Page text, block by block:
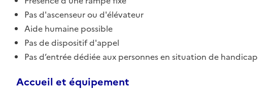
Pas d'ascenseur ou d'élévateur
Aide humaine possible
Pas de dispositif d'appel
Pas d’entrée dédiée aux personnes en situation de handicap
Accueil et équipement